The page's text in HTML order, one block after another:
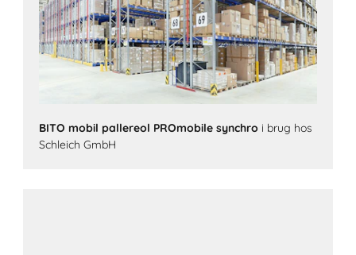
BITO mobil pallereol PROmobile synchro i brug hos
Schleich GmbH